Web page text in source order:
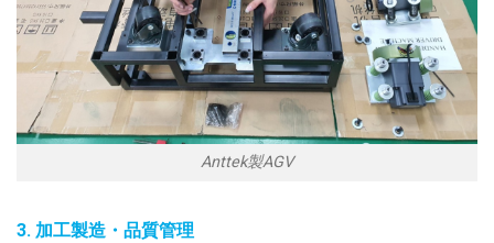
Anttek製AGV
3. 加工製造・品質管理